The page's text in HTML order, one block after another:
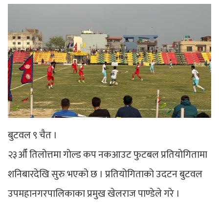
बुटवल ९ चैत ।
२३औँ तिलोत्तमा गोल्ड कप नकआउट फुटबल प्रतियोगितामा
शनिबारदेखि सुरु भएको छ । प्रतियोगिताको उदटन बुटवल
उपमहानगरपालिकाका प्रमुख खेलराज पाण्डेले गरे ।